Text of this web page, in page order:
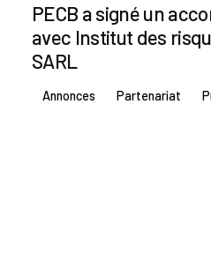
PECB a signé un
avec Institut des
SARL
Annonces Partenariat